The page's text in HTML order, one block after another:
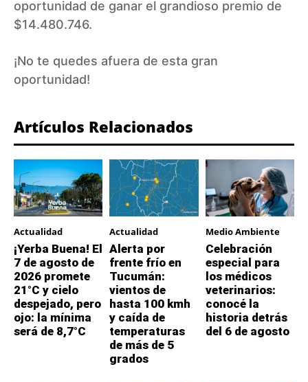
oportunidad de ganar el grandioso premio de
$14.480.746.
¡No te quedes afuera de esta gran
oportunidad!
Artículos Relacionados
Actualidad
¡Yerba Buena! El
7 de agosto de
2026 promete
21°C y cielo
despejado, pero
ojo: la mínima
será de 8,7°C
Actualidad
Alerta por
frente frío en
Tucumán:
vientos de
hasta 100 kmh
y caída de
temperaturas
de más de 5
grados
Medio Ambiente
Celebración
especial para
los médicos
veterinarios:
conocé la
historia detrás
del 6 de agosto